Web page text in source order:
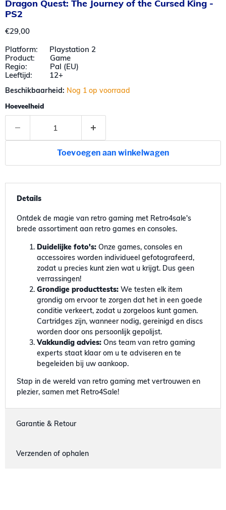
Dragon Quest: The Journey of the Cursed King -
PS2
Huidige prijs
€29,00
Platform: Playstation 2
Product: Game
Regio: Pal (EU)
Leeftijd: 12+
Beschikbaarheid: Nog 1 op voorraad
Hoeveelheid
Toevoegen aan winkelwagen
Details
Ontdek de magie van retro gaming met Retro4sale's
brede assortiment aan retro games en consoles.
Duidelijke foto's:Onze games, consoles en
accessoires worden individueel gefotografeerd,
zodat u precies kunt zien wat u krijgt. Dus geen
verrassingen!
Grondige producttests:We testen elk item
grondig om ervoor te zorgen dat het in een goede
conditie verkeert, zodat u zorgeloos kunt gamen.
Cartridges zijn, wanneer nodig, gereinigd en discs
worden door ons persoonlijk gepolijst.
Vakkundig advies:Ons team van retro gaming
experts staat klaar om u te adviseren en te
begeleiden bij uw aankoop.
Stap in de wereld van retro gaming met vertrouwen en
plezier, samen met Retro4Sale!
Garantie & Retour
Verzenden of ophalen